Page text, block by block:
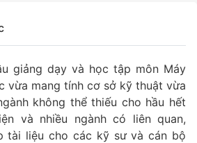
giảng dạy và học tập môn Máy
vừa mang tính cơ sở kỹ thuật vừa
không thể thiếu cho hầu hết
và nhiều ngành có liên quan,
tài liệu cho các kỹ sư và cán bộ